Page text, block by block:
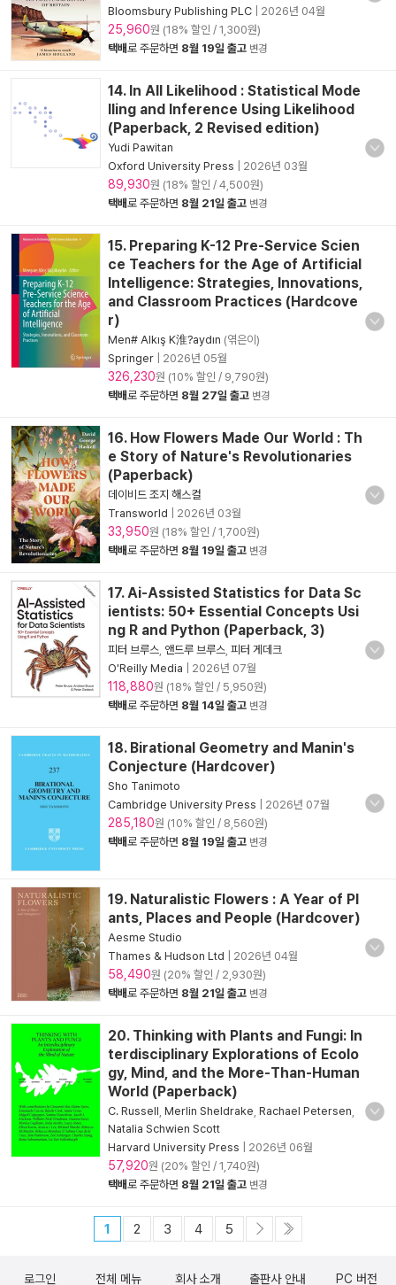
Bloomsbury Publishing PLC
2026년 04월
25,960원 (18% 할인 / 1,300원)
택배로 주문하면 8월 19일 출고 변경
14. In All Likelihood : Statistical Mode
lling and Inference Using Likelihood
(Paperback, 2 Revised edition)
Yudi Pawitan
Oxford University Press
2026년 03월
89,930원 (18% 할인 / 4,500원)
택배로 주문하면 8월 21일 출고 변경
15. Preparing K-12 Pre-Service Scien
ce Teachers for the Age of Artificial
Intelligence: Strategies, Innovations,
and Classroom Practices (Hardcove
r)
Men# Alkış K淮?aydın (엮은이)
Springer
2026년 05월
326,230원 (10% 할인 / 9,790원)
택배로 주문하면 8월 27일 출고 변경
16. How Flowers Made Our World : Th
e Story of Nature's Revolutionaries
(Paperback)
데이비드 조지 해스컬
Transworld
2026년 03월
33,950원 (18% 할인 / 1,700원)
택배로 주문하면 8월 19일 출고 변경
17. Ai-Assisted Statistics for Data Sc
ientists: 50+ Essential Concepts Usi
ng R and Python (Paperback, 3)
피터 브루스 앤드루 브루스 피터 게데크
O'Reilly Media
2026년 07월
118,880원 (18% 할인 / 5,950원)
택배로 주문하면 8월 14일 출고 변경
18. Birational Geometry and Manin's
Conjecture (Hardcover)
Sho Tanimoto
Cambridge University Press
2026년 07월
285,180원 (10% 할인 / 8,560원)
택배로 주문하면 8월 19일 출고 변경
19. Naturalistic Flowers : A Year of Pl
ants, Places and People (Hardcover)
Aesme Studio
Thames & Hudson Ltd
2026년 04월
58,490원 (20% 할인 / 2,930원)
택배로 주문하면 8월 21일 출고 변경
20. Thinking with Plants and Fungi: In
terdisciplinary Explorations of Ecolo
gy, Mind, and the More-Than-Human
World (Paperback)
C. Russell Merlin Sheldrake Rachael Petersen
Natalia Schwien Scott
Harvard University Press
2026년 06월
57,920원 (20% 할인 / 1,740원)
택배로 주문하면 8월 21일 출고 변경
1 2 3 4 5
로그인 전체 메뉴 회사 소개 출판사 안내 PC 버전